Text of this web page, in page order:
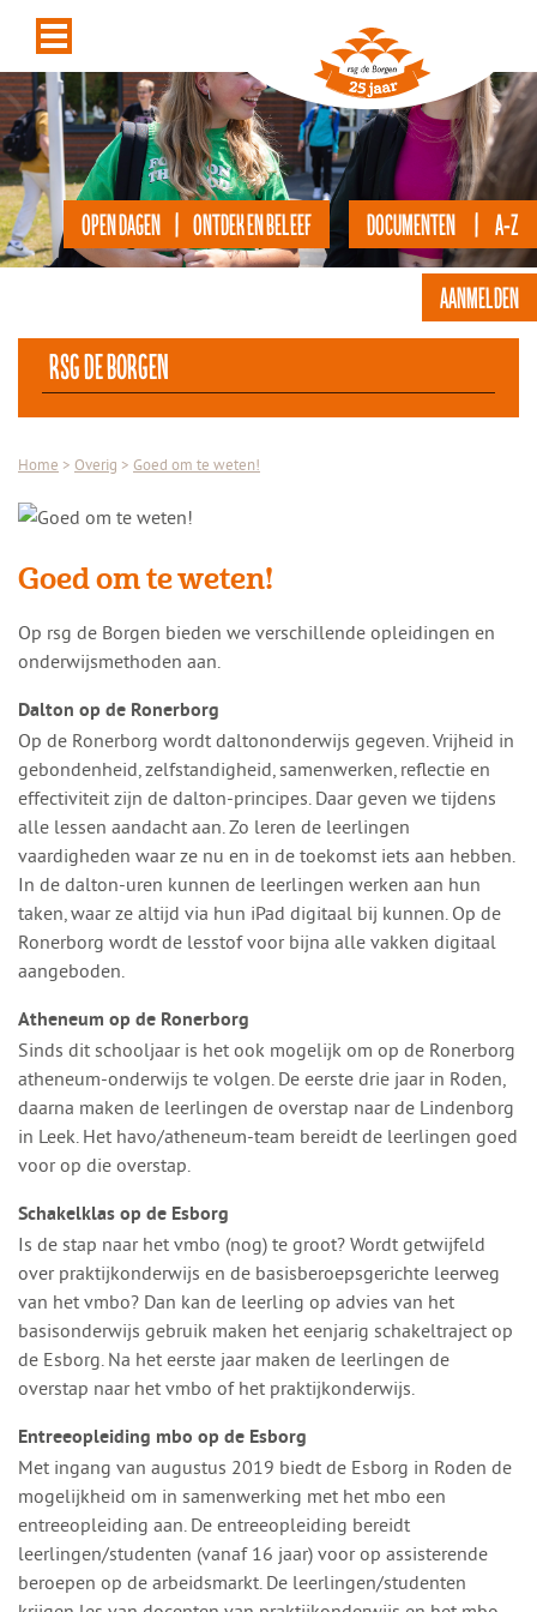
DOCUMENTEN | A-Z
OPEN DAGEN | ONTDEK EN BELEEF
AANMELDEN
rsg de Borgen
Home > Overig > Goed om te weten!
Goed om te weten!
Op rsg de Borgen bieden we verschillende opleidingen en
onderwijsmethoden aan.
Dalton op de Ronerborg
Op de Ronerborg wordt daltononderwijs gegeven. Vrijheid in
gebondenheid, zelfstandigheid, samenwerken, reflectie en
effectiviteit zijn de dalton-principes. Daar geven we tijdens
alle lessen aandacht aan. Zo leren de leerlingen
vaardigheden waar ze nu en in de toekomst iets aan hebben.
In de dalton-uren kunnen de leerlingen werken aan hun
taken, waar ze altijd via hun iPad digitaal bij kunnen. Op de
Ronerborg wordt de lesstof voor bijna alle vakken digitaal
aangeboden.
Atheneum op de Ronerborg
Sinds dit schooljaar is het ook mogelijk om op de Ronerborg
atheneum-onderwijs te volgen. De eerste drie jaar in Roden,
daarna maken de leerlingen de overstap naar de Lindenborg
in Leek. Het havo/atheneum-team bereidt de leerlingen goed
voor op die overstap.
Schakelklas op de Esborg
Is de stap naar het vmbo (nog) te groot? Wordt getwijfeld
over praktijkonderwijs en de basisberoepsgerichte leerweg
van het vmbo? Dan kan de leerling op advies van het
basisonderwijs gebruik maken het eenjarig schakeltraject op
de Esborg. Na het eerste jaar maken de leerlingen de
overstap naar het vmbo of het praktijkonderwijs.
Entreeopleiding mbo op de Esborg
Met ingang van augustus 2019 biedt de Esborg in Roden de
mogelijkheid om in samenwerking met het mbo een
entreeopleiding aan. De entreeopleiding bereidt
leerlingen/studenten (vanaf 16 jaar) voor op assisterende
beroepen op de arbeidsmarkt. De leerlingen/studenten